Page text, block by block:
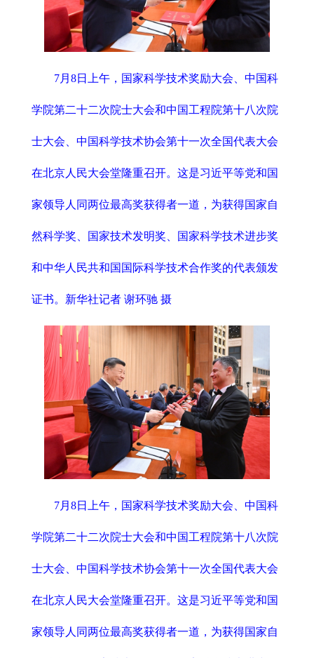
7月8日上午，国家科学技术奖励大会、中国科
学院第二十二次院士大会和中国工程院第十八次院
士大会、中国科学技术协会第十一次全国代表大会
在北京人民大会堂隆重召开。这是习近平等党和国
家领导人同两位最高奖获得者一道，为获得国家自
然科学奖、国家技术发明奖、国家科学技术进步奖
和中华人民共和国国际科学技术合作奖的代表颁发
证书。新华社记者 谢环驰 摄
7月8日上午，国家科学技术奖励大会、中国科
学院第二十二次院士大会和中国工程院第十八次院
士大会、中国科学技术协会第十一次全国代表大会
在北京人民大会堂隆重召开。这是习近平等党和国
家领导人同两位最高奖获得者一道，为获得国家自